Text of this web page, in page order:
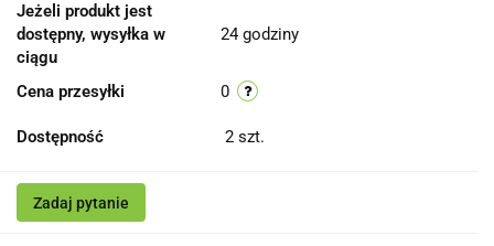
Jeżeli produkt jest
dostępny, wysyłka w
ciągu
24 godziny
Cena przesyłki 0
Dostępność 2 szt.
Zadaj pytanie